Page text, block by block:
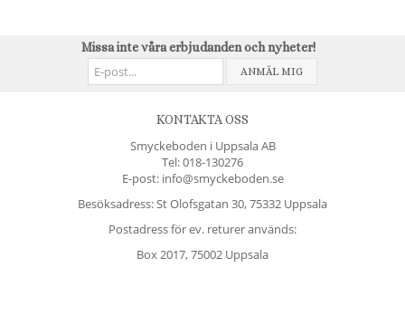
Missa inte våra erbjudanden och nyheter!
ANMÄL MIG
KONTAKTA OSS
Smyckeboden i Uppsala AB
Tel:018-130276
E-post: info@smyckeboden.se
Besöksadress: St Olofsgatan 30, 75332 Uppsala
Postadress för ev. returer används:
Box 2017, 75002 Uppsala